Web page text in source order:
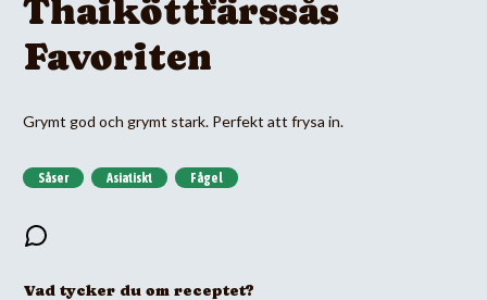
Thaiköttfärssås
Favoriten
Grymt god och grymt stark. Perfekt att frysa in.
Såser Asiatiskt Fågel
Vad tycker du om receptet?